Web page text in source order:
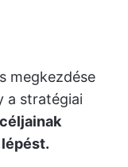
megkezdése
a stratégiai